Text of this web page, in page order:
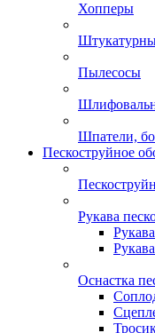
Хопперы
Пылесосы
Шпатели,
Пескоструйное
Рукава
Оснастка